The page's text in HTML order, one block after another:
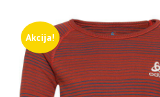
Akcija!